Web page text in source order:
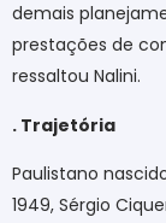
demais
prestações de
ressaltou Nalini.
. Trajetória
Paulistano
1949, Sérgio